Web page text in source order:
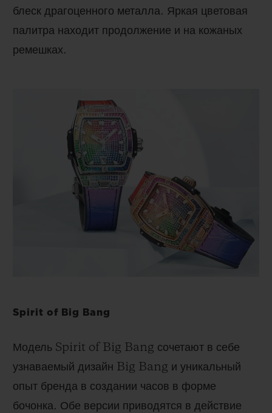
блеск драгоценного металла. Яркая цветовая
палитра находит продолжение и на кожаных
ремешках.
Spirit of Big Bang
Модель Spirit of Big Bang сочетают в себе
узнаваемый дизайн Big Bang и уникальный
опыт бренда в создании часов в форме
бочонка. Обе версии приводятся в действие